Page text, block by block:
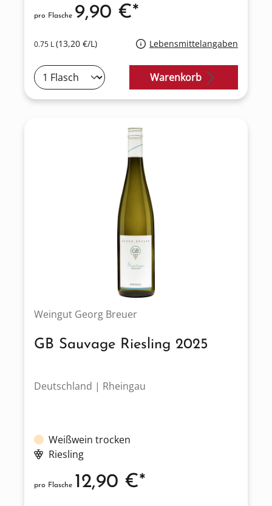
0.75 L(13,20 €/L) Lebensmittelangaben
pro Flasche 9,90 €*
Warenkorb
Weingut Georg Breuer
GB Sauvage Riesling 2025
Deutschland | Rheingau
Weißwein trocken
Riesling
pro Flasche 12,90 €*